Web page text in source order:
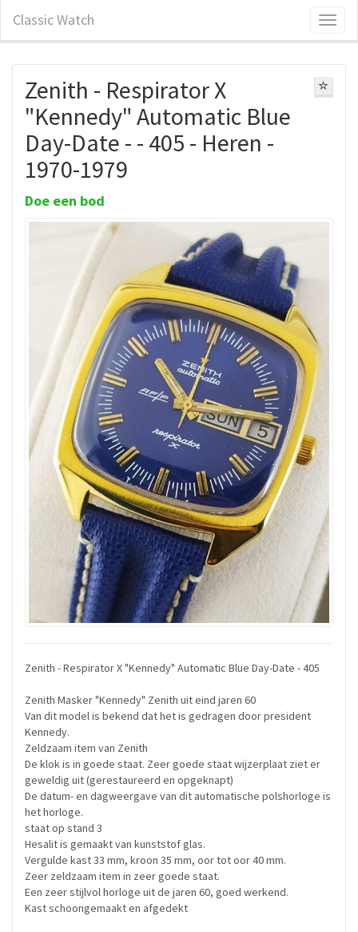
Classic Watch
Zenith - Respirator X
"Kennedy" Automatic Blue
Day-Date - - 405 - Heren -
1970-1979
Doe een bod
Zenith - Respirator X "Kennedy" Automatic Blue Day-Date - 405
Zenith Masker "Kennedy" Zenith uit eind jaren 60
Van dit model is bekend dat het is gedragen door president
Kennedy.
Zeldzaam item van Zenith
De klok is in goede staat. Zeer goede staat wijzerplaat ziet er
geweldig uit (gerestaureerd en opgeknapt)
De datum- en dagweergave van dit automatische polshorloge is
het horloge.
staat op stand 3
Hesalit is gemaakt van kunststof glas.
Vergulde kast 33 mm, kroon 35 mm, oor tot oor 40 mm.
Zeer zeldzaam item in zeer goede staat.
Een zeer stijlvol horloge uit de jaren 60, goed werkend.
Kast schoongemaakt en afgedekt